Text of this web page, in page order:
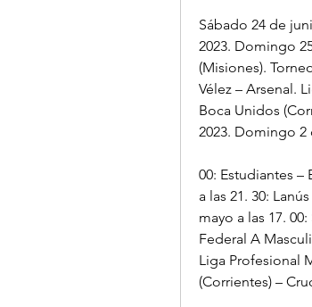
Sábado 24 de
2023. Domingo
(Misiones).
Vélez – Arsenal.
Boca Unidos
2023. Domingo 2
00: Estudiantes –
a las 21. 30:
mayo a las 17.
Federal A
Liga Profesional
(Corrientes) –